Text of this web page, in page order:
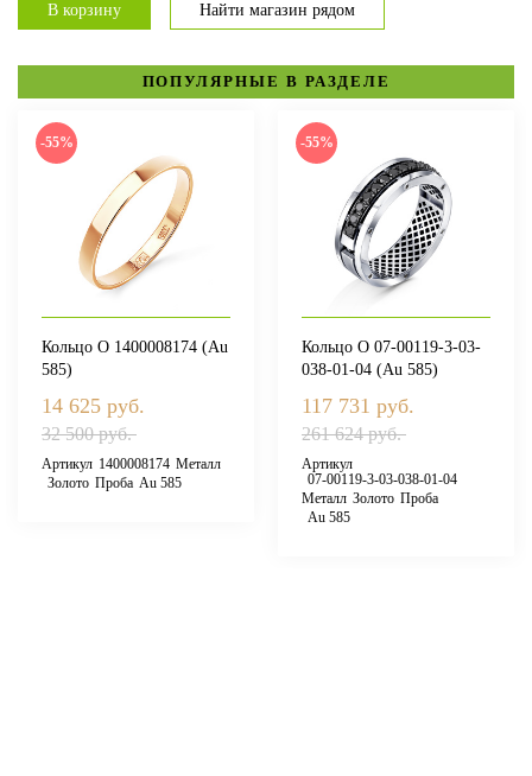
В корзину Найти магазин рядом
ПОПУЛЯРНЫЕ В РАЗДЕЛЕ
-55%
Кольцо О 1400008174 (Au
585)
14 625 руб.
32 500 руб.
Артикул 1400008174 Металл
Золото Проба Au 585
-55%
Кольцо О 07-00119-3-03-
038-01-04 (Au 585)
117 731 руб.
261 624 руб.
Артикул
07-00119-3-03-038-01-04
Металл Золото Проба
Au 585